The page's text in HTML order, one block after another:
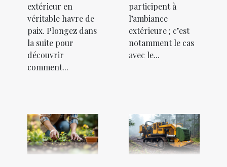
extérieur en
véritable havre de
paix. Plongez dans
la suite pour
découvrir
comment...
participent à
l’ambiance
extérieure ; c’est
notamment le cas
avec le...